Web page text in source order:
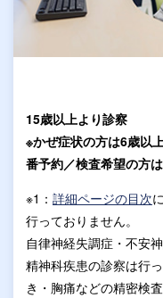
15歳以上より診察
※かぜ症状の方は6歳以
番予約／検査希望の方
※1： 詳細ページの目次
行っておりません。
自律神経失調症・不安
精神科疾患の診察は行
き・胸痛などの精密検